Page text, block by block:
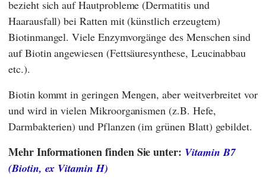
bezieht sich auf Hautprobleme (Dermatitis und
Haarausfall) bei Ratten mit (künstlich erzeugtem)
Biotinmangel. Viele Enzymvorgänge des Menschen sind
auf Biotin angewiesen (Fettsäuresynthese, Leucinabbau
etc.).
Biotin kommt in geringen Mengen, aber weitverbreitet vor
und wird in vielen Mikroorganismen (z.B. Hefe,
Darmbakterien) und Pflanzen (im grünen Blatt) gebildet.
Mehr Informationen finden Sie unter: Vitamin B7
(Biotin, ex Vitamin H)